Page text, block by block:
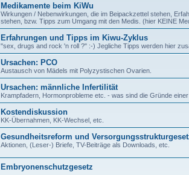
Medikamente beim KiWu
Wirkungen / Nebenwirkungen, die im Beipackzettel stehen,
stehen, bzw. Tipps zum Umgang mit den Medis. (hier KEINE
Erfahrungen und Tipps im Kiwu-Zyklus
"sex, drugs and rock 'n roll ?" :-) Jegliche Tipps werden hier
Ursachen: PCO
Austausch von Mädels mit Polyzystischen Ovarien.
Ursachen: männliche Infertilität
Krampfadern, Hormonprobleme etc. - was sind die Gründe
Kostendiskussion
KK-Übernahmen, KK-Wechsel, etc.
Gesundheitsreform und
Aktionen, (Leser-) Briefe, TV-Beiträge als Downloads, etc.
Embryonenschutzgesetz